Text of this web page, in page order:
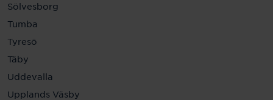
Sölvesborg
Tumba
Tyresö
Täby
Uddevalla
Upplands Väsby